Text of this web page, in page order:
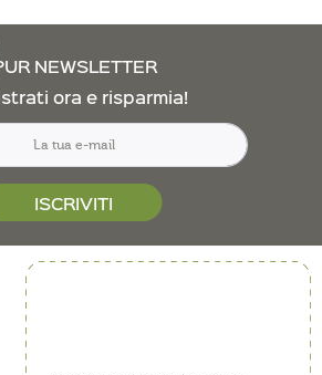
NEWSLETTER
ora e risparmia!
ISCRIVITI